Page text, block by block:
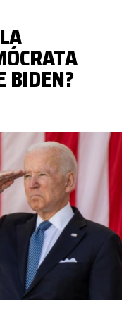
BIDEN?